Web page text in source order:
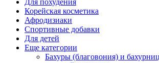
Для похудения
Корейская косметика
Афродизиаки
Спортивные добавки
Для детей
Еще категории
Бахуры (благовония) и